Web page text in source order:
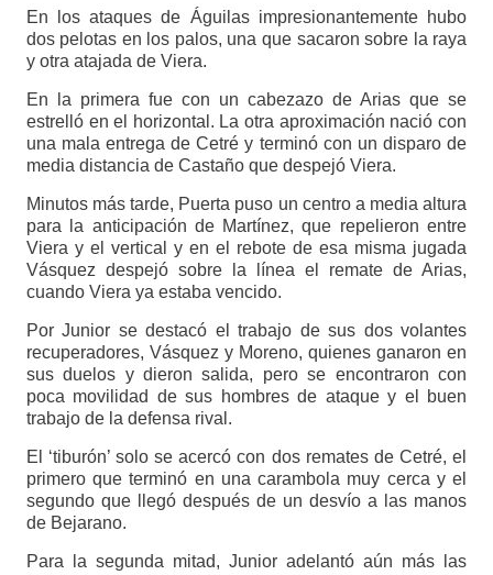
En los ataques de Águilas impresionantemente hubo
dos pelotas en los palos, una que sacaron sobre la raya
y otra atajada de Viera.
En la primera fue con un cabezazo de Arias que se
estrelló en el horizontal. La otra aproximación nació con
una mala entrega de Cetré y terminó con un disparo de
media distancia de Castaño que despejó Viera.
Minutos más tarde, Puerta puso un centro a media altura
para la anticipación de Martínez, que repelieron entre
Viera y el vertical y en el rebote de esa misma jugada
Vásquez despejó sobre la línea el remate de Arias,
cuando Viera ya estaba vencido.
Por Junior se destacó el trabajo de sus dos volantes
recuperadores, Vásquez y Moreno, quienes ganaron en
sus duelos y dieron salida, pero se encontraron con
poca movilidad de sus hombres de ataque y el buen
trabajo de la defensa rival.
El ‘tiburón’ solo se acercó con dos remates de Cetré, el
primero que terminó en una carambola muy cerca y el
segundo que llegó después de un desvío a las manos
de Bejarano.
Para la segunda mitad, Junior adelantó aún más las